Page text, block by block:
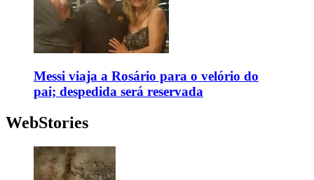
Messi viaja a Rosário para o velório do
pai; despedida será reservada
WebStories